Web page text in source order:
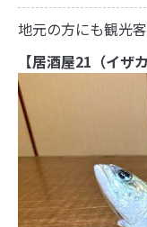
地元の方にも観光
【居酒屋21（イザ